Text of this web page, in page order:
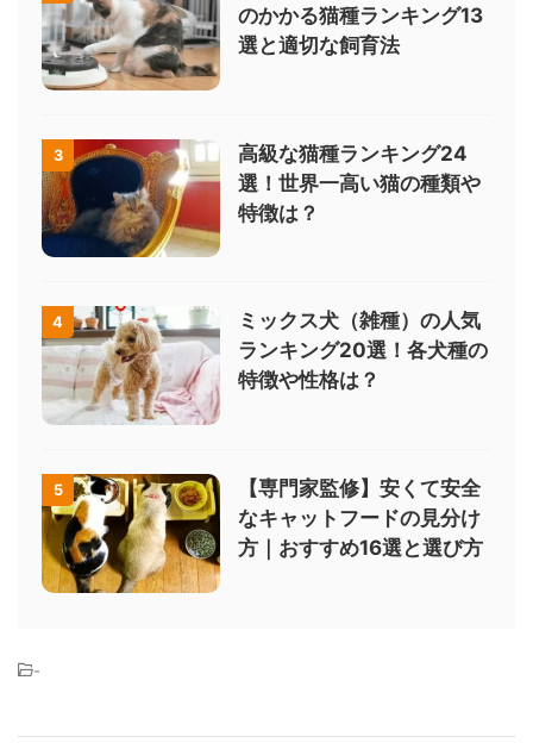
のかかる猫種ランキング13
選と適切な飼育法
3
高級な猫種ランキング24
選！世界一高い猫の種類や
特徴は？
4
ミックス犬（雑種）の人気
ランキング20選！各犬種の
特徴や性格は？
5
【専門家監修】安くて安全
なキャットフードの見分け
方｜おすすめ16選と選び方
-